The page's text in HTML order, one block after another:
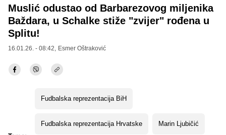
Muslić odustao od Barbarezovog miljenika
Baždara, u Schalke stiže "zvijer" rođena u
Splitu!
16.01.26. - 08:42, Esmer Oštraković
Fudbalska reprezentacija BiH
Fudbalska reprezentacija Hrvatske Marin Ljubičić